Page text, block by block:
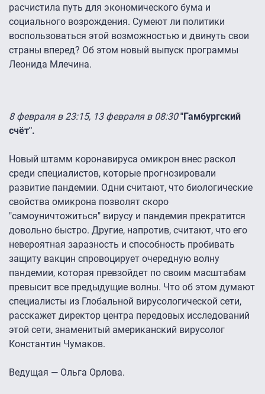
расчистила путь для экономического бума и
социального возрождения. Сумеют ли политики
воспользоваться этой возможностью и двинуть свои
страны вперед? Об этом новый выпуск программы
Леонида Млечина.
8 февраля в 23:15, 13 февраля в 08:30"Гамбургский
счёт".
Новый штамм коронавируса омикрон внес раскол
среди специалистов, которые прогнозировали
развитие пандемии. Одни считают, что биологические
свойства омикрона позволят скоро
"самоуничтожиться" вирусу и пандемия прекратится
довольно быстро. Другие, напротив, считают, что его
невероятная заразность и способность пробивать
защиту вакцин спровоцирует очередную волну
пандемии, которая превзойдет по своим масштабам
превысит все предыдущие волны. Что об этом думают
специалисты из Глобальной вирусологической сети,
расскажет директор центра передовых исследований
этой сети, знаменитый американский вирусолог
Константин Чумаков.
Ведущая — Ольга Орлова.